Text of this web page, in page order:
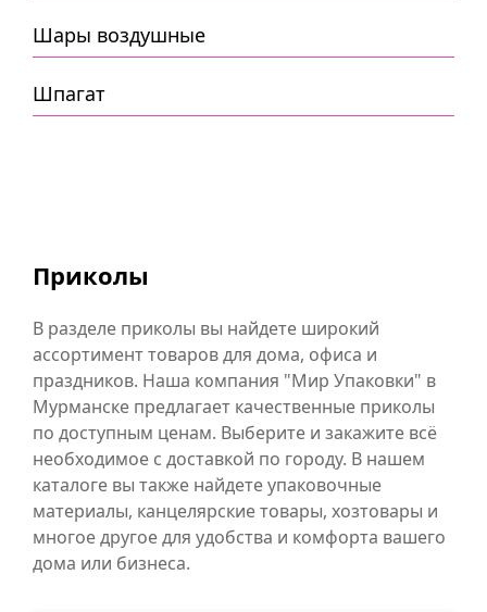
Шары воздушные
Шпагат
Приколы
В разделе приколы вы найдете широкий
ассортимент товаров для дома, офиса и
праздников. Наша компания "Мир Упаковки" в
Мурманске предлагает качественные приколы
по доступным ценам. Выберите и закажите всё
необходимое с доставкой по городу. В нашем
каталоге вы также найдете упаковочные
материалы, канцелярские товары, хозтовары и
многое другое для удобства и комфорта вашего
дома или бизнеса.